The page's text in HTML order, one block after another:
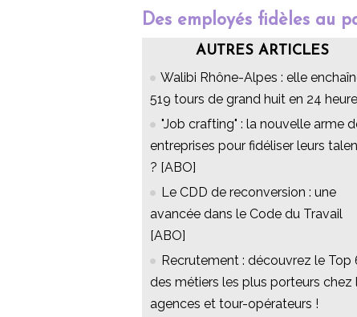
Des employés fidèles au
AUTRES ARTICLES
Walibi Rhône-Alpes : elle
519 tours de grand huit en 24
"Job crafting" : la nouvelle arme
entreprises pour fidéliser leurs
? [ABO]
Le CDD de reconversion : une
avancée dans le Code du Travail
[ABO]
Recrutement : découvrez le Top
des métiers les plus porteurs chez
agences et tour-opérateurs !